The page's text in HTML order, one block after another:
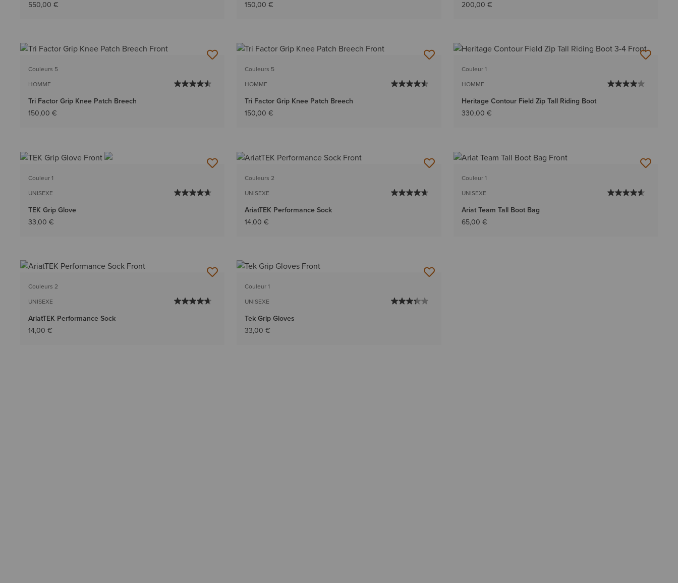
550,00 €
150,00 €
200,00 €
Couleurs 5
HOMME
Tri Factor Grip Knee Patch Breech
150,00 €
Couleurs 5
HOMME
Tri Factor Grip Knee Patch Breech
150,00 €
Couleur 1
HOMME
Heritage Contour Field Zip Tall Riding Boot
330,00 €
Couleur 1
UNISEXE
TEK Grip Glove
33,00 €
Couleurs 2
UNISEXE
AriatTEK Performance Sock
14,00 €
Couleur 1
UNISEXE
Ariat Team Tall Boot Bag
65,00 €
Couleurs 2
UNISEXE
AriatTEK Performance Sock
14,00 €
Couleur 1
UNISEXE
Tek Grip Gloves
33,00 €